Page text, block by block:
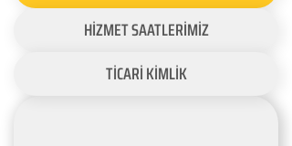
HİZMET SAATLERİMİZ
TİCARİ KİMLİK